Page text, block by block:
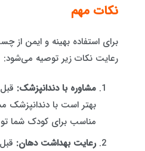
نکات مهم
برای استفاده بهینه و ایمن از
رعایت نکات زیر توصیه می‌شود:
مشاوره با دندانپزشک:
بهتر است با
مناسب برای کودک شما
رعایت بهداشت دهان: